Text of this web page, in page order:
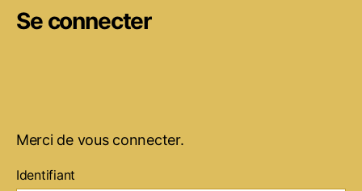
Se connecter
Merci de vous connecter.
Identifiant